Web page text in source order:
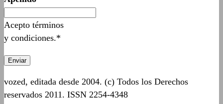
Acepto términos
y condiciones.*
vozed, editada desde 2004. (c) Todos los Derechos
reservados 2011. ISSN 2254-4348